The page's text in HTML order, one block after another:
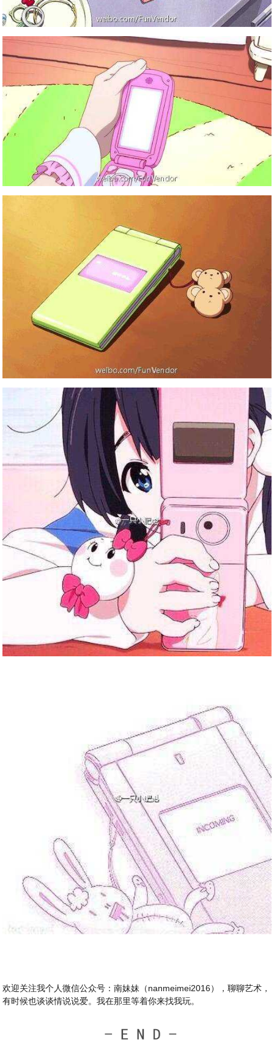
欢迎关注我个人微信公众号：南妹妹（nanmeimei2016），聊聊艺术，
有时候也谈谈情说说爱。我在那里等着你来找我玩。